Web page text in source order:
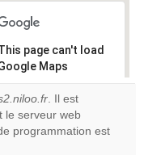
page can't load
Maps
Do you
own this
OK
. Il est
le serveur web
programmation est